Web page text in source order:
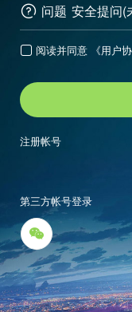
 问题 安全提问(
 阅读并同意 《用户
注册帐号
第三方帐号登录
